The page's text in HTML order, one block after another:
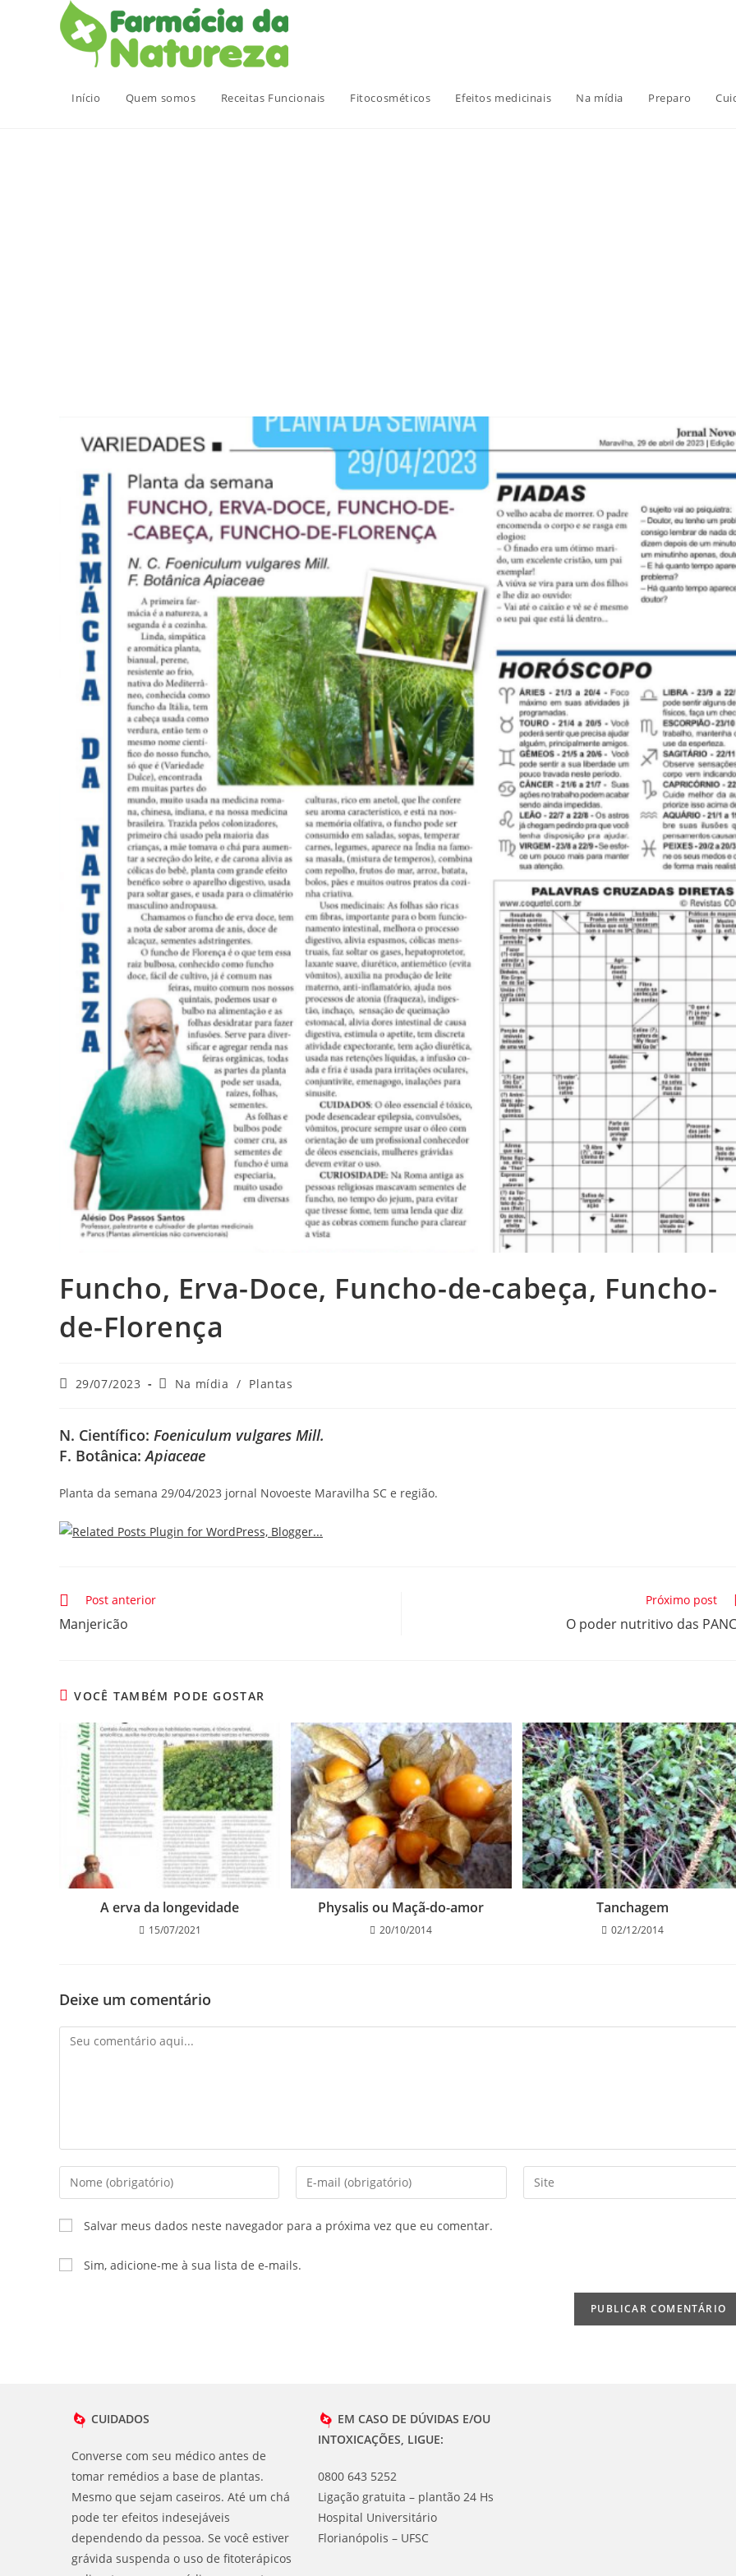
Início Quem somos Receitas Funcionais Fitocosméticos Efeitos medicinais Na mídia Preparo
Funcho, Erva-Doce, Funcho-de-cabeça, Funcho-
de-Florença
Post29/07/2023
Categoria
Na mídia / Plantas
N. Científico: Foeniculum vulgares Mill.
F. Botânica:Apiaceae
Planta da semana 29/04/2023 jornal Novoeste Maravilha SC e região.
Leia
artigos
Post anterior
Manjericão
Próximo post
O poder nutritivo das
VOCÊ TAMBÉM PODE GOSTAR
A erva da longevidade
15/07/2021
Physalis ou Maçã-do-amor
20/10/2014
Tanchagem
02/12/2014
Deixe um comentário
Comentário
Digite
seu
nome
ou
nome
Digite
seu
Digite
o
Salvar meus dados neste navegador para a próxima vez que eu comentar.
Sim, adicione-me à sua lista de e-mails.
CUIDADOS
Converse com seu médico antes de
tomar remédios a base de plantas.
Mesmo que sejam caseiros. Até um chá
pode ter efeitos indesejáveis
dependendo da pessoa. Se você estiver
grávida suspenda o uso de fitoterápicos
EM CASO DE DÚVIDAS E/OU
INTOXICAÇÕES, LIGUE:
0800 643 5252
Ligação gratuita – plantão 24 Hs
Hospital Universitário
Florianópolis – UFSC